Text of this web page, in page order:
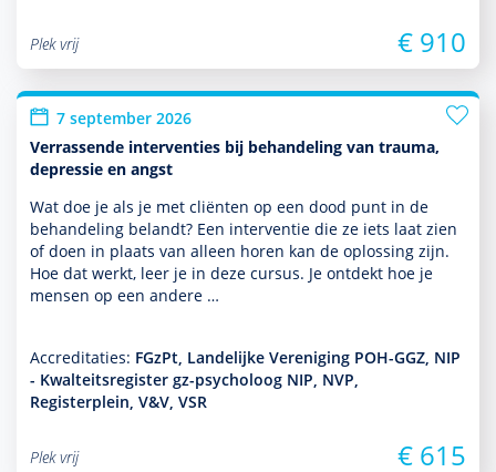
Plek vrij € 910
7 september 2026
Verrassende interventies bij behandeling van trauma,
depressie en angst
Wat doe je als je met cliënten op een dood punt in de
behan­del­ing belandt? Een inter­ventie die ze iets laat zien
of doen in plaats van alleen horen kan de oplos­sing zijn.
Hoe dat werkt, leer je in deze cursus. Je ontdekt hoe je
mensen op een andere …
Accreditaties: FGzPt, Landelijke Vereniging POH-GGZ, NIP
- Kwalteitsregister gz-psycholoog NIP, NVP,
Registerplein, V&V, VSR
Plek vrij € 615